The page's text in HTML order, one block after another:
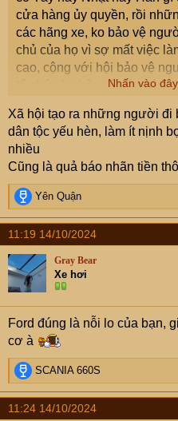
cửa hàng ủy quyền, rồi
các hãng xe, ko bảo vệ
chủ của họ vì sợ mất việc
cao, cộng với hội bảo vệ
tổ chức ko bảo vệ cá nhân,
chịu thiệt thòi, còn chẳng
Nhấn vào
Xã hội tạo ra những người đi
dân tộc yếu hèn, làm ít nịnh
nhiều
Cũng là quả báo nhãn tiền
R
e
a
c
t
i
n
s
Yên Quận
11:19 14/10/2024
Gray Bear
Xe hơi
Ford đúng là nỗi lo của bạn,
cơ à
R
e
a
c
SCANIA 660S
11:24 14/10/2024